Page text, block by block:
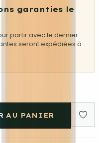
garanties le
partir avec le dernier
seront expédiées à
AU PANIER